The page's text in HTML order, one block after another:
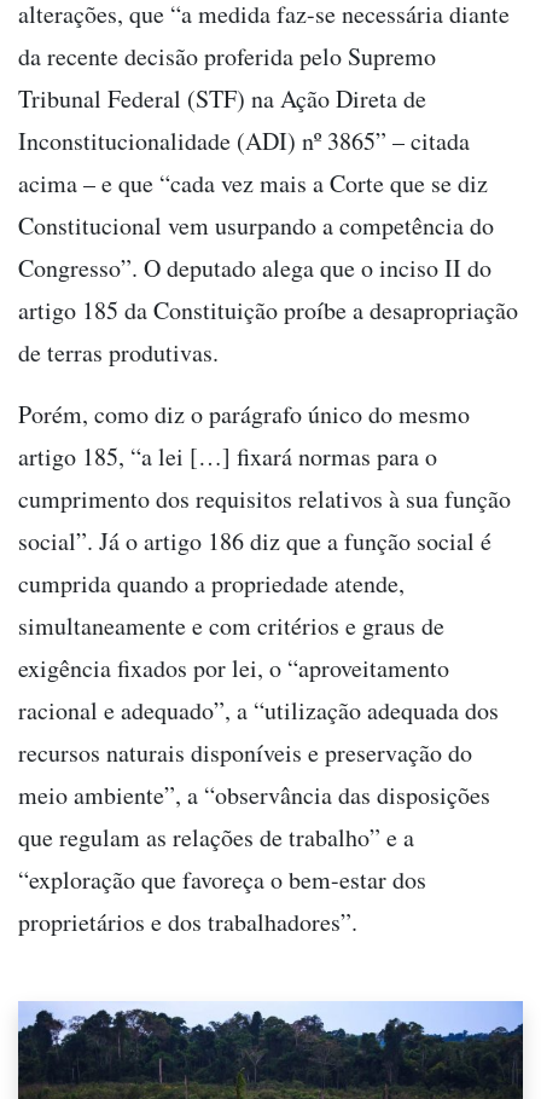
alterações, que “a medida faz-se necessária diante
da recente decisão proferida pelo Supremo
Tribunal Federal (STF) na Ação Direta de
Inconstitucionalidade (ADI) nº 3865” – citada
acima – e que “cada vez mais a Corte que se diz
Constitucional vem usurpando a competência do
Congresso”. O deputado alega que o inciso II do
artigo 185 da Constituição proíbe a desapropriação
de terras produtivas.
Porém, como diz o parágrafo único do mesmo
artigo 185, “a lei […] fixará normas para o
cumprimento dos requisitos relativos à sua função
social”. Já o artigo 186 diz que a função social é
cumprida quando a propriedade atende,
simultaneamente e com critérios e graus de
exigência fixados por lei, o “aproveitamento
racional e adequado”, a “utilização adequada dos
recursos naturais disponíveis e preservação do
meio ambiente”, a “observância das disposições
que regulam as relações de trabalho” e a
“exploração que favoreça o bem-estar dos
proprietários e dos trabalhadores”.